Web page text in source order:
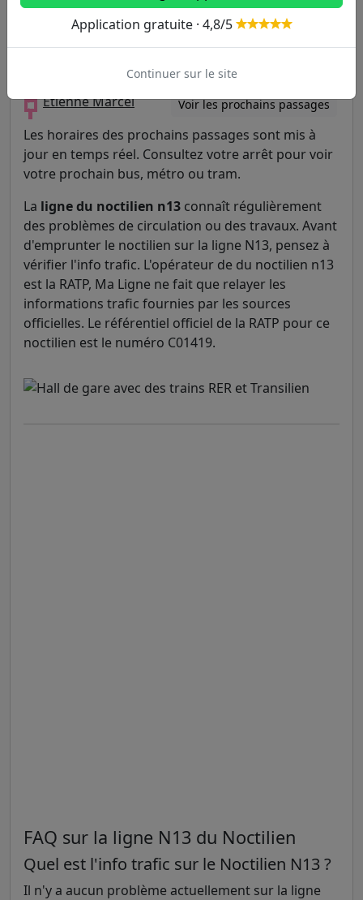
Volontaires Voir les prochains passages
Volontaires - Lecourbe Voir les prochains passages
Étienne Marcel Voir les prochains passages
Les horaires des prochains passages sont mis à
jour en temps réel. Consultez votre arrêt pour voir
votre prochain bus, métro ou tram.
La ligne du noctilien n13 connaît régulièrement
des problèmes de circulation ou des travaux. Avant
d'emprunter le noctilien sur la ligne N13, pensez à
vérifier l'info trafic. L'opérateur de du noctilien n13
est la RATP, Ma Ligne ne fait que relayer les
informations trafic fournies par les sources
officielles. Le référentiel officiel de la RATP pour ce
noctilien est le numéro C01419.
FAQ sur la ligne N13 du Noctilien
Quel est l'info trafic sur le Noctilien N13 ?
Il n'y a aucun problème actuellement sur la ligne
Application gratuite · 4,8/5
Continuer sur le site